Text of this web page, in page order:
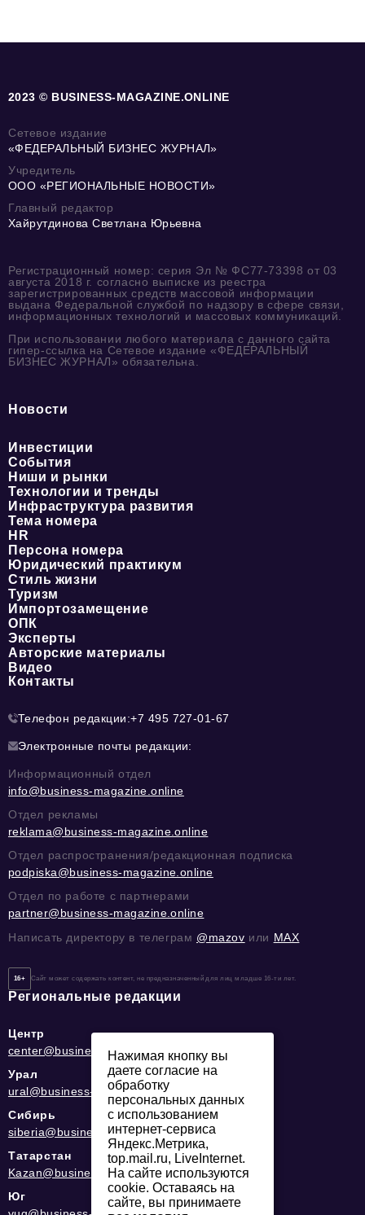
2023 © BUSINESS-MAGAZINE.ONLINE
Сетевое издание
«ФЕДЕРАЛЬНЫЙ БИЗНЕС ЖУРНАЛ»
Учредитель
ООО «РЕГИОНАЛЬНЫЕ НОВОСТИ»
Главный редактор
Хайрутдинова Светлана Юрьевна
Регистрационный номер: серия Эл № ФС77-73398 от 03
августа 2018 г. согласно выписке из реестра
зарегистрированных средств массовой информации
выдана Федеральной службой по надзору в сфере связи,
информационных технологий и массовых коммуникаций.
При использовании любого материала с данного сайта
гипер-ссылка на Сетевое издание «ФЕДЕРАЛЬНЫЙ
БИЗНЕС ЖУРНАЛ» обязательна.
Новости
Инвестиции
События
Ниши и рынки
Технологии и тренды
Инфраструктура развития
Тема номера
HR
Персона номера
Юридический практикум
Стиль жизни
Туризм
Импортозамещение
ОПК
Эксперты
Авторские материалы
Видео
Контакты
Телефон редакции:+7 495 727-01-67
Электронные почты редакции:
Информационный отдел
info@business-magazine.online
Отдел рекламы
reklama@business-magazine.online
Отдел распространения/редакционная подписка
podpiska@business-magazine.online
Отдел по работе с партнерами
partner@business-magazine.online
Написать директору в телеграм @mazov или MAX
16+ Сайт может содержать контент, не предназначенный для лиц младше 16-ти лет.
Региональные редакции
Центр
center@business-magazine.online
Урал
ural@business-magazine.online
Сибирь
siberia@business-magazine.online
Татарстан
Kazan@business-magazine.online
Юг
Нажимая кнопку вы
даете согласие на
обработку
персональных данных
с использованием
интернет-сервиса
Яндекс.Метрика,
top.mail.ru, LiveInternet.
На сайте используются
cookie. Оставаясь на
сайте, вы принимаете